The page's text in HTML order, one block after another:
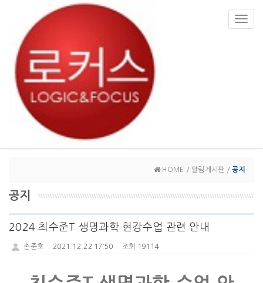
HOME / 알림게시판 /공지
공지
2024 최수준T 생명과학 현강수업 관련 안내
손준호 2021.12.22 17:50 조회 19114